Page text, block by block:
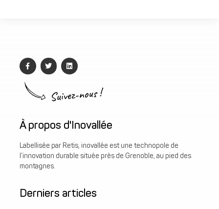
Suivez-nous !
À propos d'Inovallée
Labellisée par Retis, inovallée est une technopole de
l’innovation durable située près de Grenoble, au pied des
montagnes.
Derniers articles